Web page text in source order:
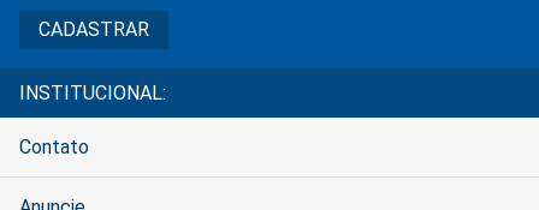
INSTITUCIONAL:
Contato